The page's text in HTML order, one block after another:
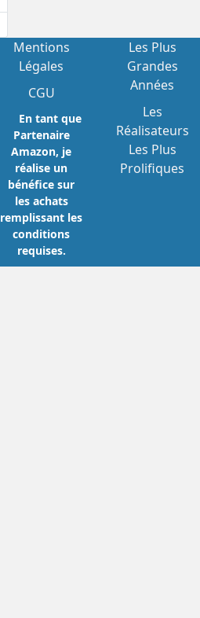
Mentions
Légales
CGU
En tant que
Partenaire
Amazon, je
réalise un
bénéfice sur
les achats
remplissant les
conditions
requises.
Les Plus
Grandes
Années
Les
Réalisateurs
Les Plus
Prolifiques